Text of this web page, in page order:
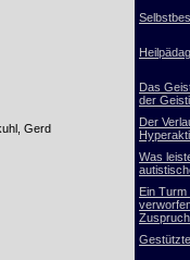
Das
der
Gerd
Der
Was
Ein Turm